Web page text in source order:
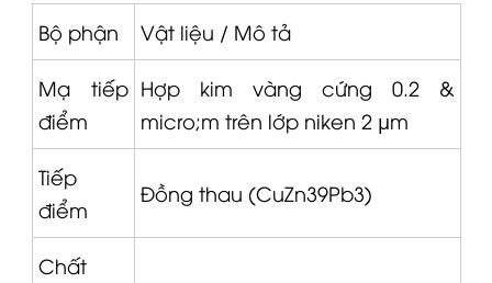
Bộ phận Vật liệu / Mô tả
Mạ tiếp
điểm
Hợp kim vàng cứng 0.2 &
micro;m trên lớp niken 2 µm
Tiếp
điểm
Đồng thau (CuZn39Pb3)
Chất